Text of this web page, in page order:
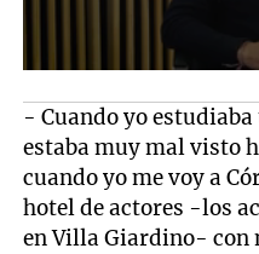
- Cuando yo estudiaba
estaba muy mal visto
cuando yo me voy a
hotel de actores -los
en Villa Giardino- con